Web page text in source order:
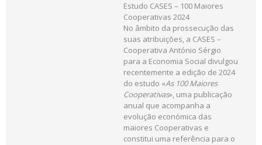
Estudo CASES – 100 Maiores
Cooperativas 2024
No âmbito da prossecução das
suas atribuições, a CASES –
Cooperativa António Sérgio
para a Economia Social divulgou
recentemente a edição de 2024
do estudo «As 100 Maiores
Cooperativas», uma publicação
anual que acompanha a
evolução económica das
maiores Cooperativas e
constitui uma referência para o